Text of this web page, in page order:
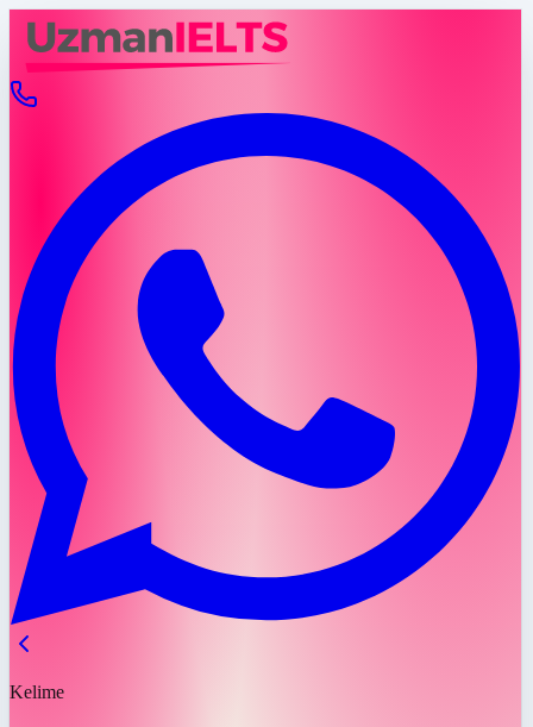
Kelime